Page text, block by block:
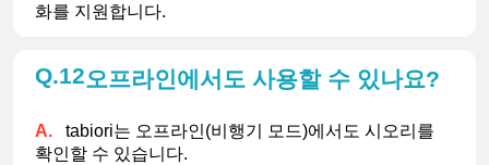
화를 지원합니다.
12오프라인에서도 사용할 수 있나요?
tabiori는 오프라인(비행기 모드)에서도 시오리를
확인할 수 있습니다.